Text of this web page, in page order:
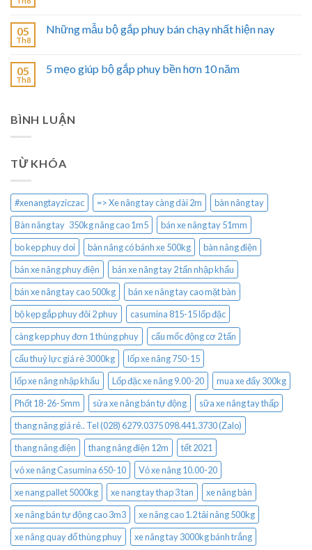
05
Th8
Những mẫu bộ gắp phuy bán chạy nhất hiện nay
05
Th8
5 mẹo giúp bộ gắp phuy bền hơn 10 năm
BÌNH LUẬN
TỪ KHÓA
#xenangtayziczac => Xe nâng tay càng dài 2m
bàn nâng tay
Bàn nâng tay 350kg nâng cao 1m5
bán xe nâng tay 51mm
bo kep phuy doi
bàn nâng có bánh xe 500kg
bàn nâng điện
bán xe nâng phuy điện
bán xe nâng tay 2 tấn nhập khẩu
bán xe nâng tay cao 500kg
bán xe nâng tay cao mặt bàn
bộ kẹp gắp phuy đôi 2 phuy
casumina 815-15 lốp đặc
càng kẹp phuy đơn 1 thùng phuy
cẩu mốc động cơ 2 tấn
cẩu thuỷ lực giá rẻ 3000kg
lốp xe nâng 750-15
lốp xe nâng nhập khẩu
Lốp đặc xe nâng 9.00-20
mua xe đẩy 300kg
Phốt 18-26-5mm
sửa xe nâng bán tự động
sữa xe nâng tay thấp
thang nâng giá rẻ.. Tel (028) 6279.0375 098.441.3730 (Zalo)
thang nâng điện
thang nâng điện 12m
tết 2021
vỏ xe nâng Casumina 650-10
Vỏ xe nâng 10.00-20
xe nang pallet 5000kg
xe nang tay thap 3 tan
xe nâng bàn
xe nâng bán tự động cao 3m3
xe nâng cao 1.2 tải nâng 500kg
xe nâng quay đổ thùng phuy
xe nâng tay 3000kg bánh trắng